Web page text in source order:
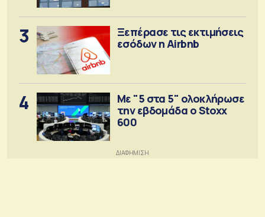
3
Ξεπέρασε τις εκτιμήσεις
εσόδων η Airbnb
4
Με "5 στα 5" ολοκλήρωσε
την εβδομάδα ο Stoxx
600